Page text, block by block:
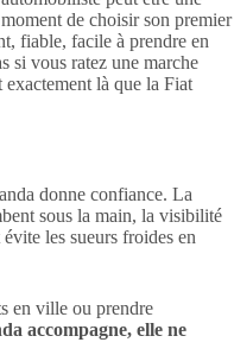
de choisir son premier
fiable, facile à prendre en
si vous ratez une marche
exactement là que la Fiat
donne confiance. La
sous la main, la visibilité
les sueurs froides en
en ville ou prendre
accompagne, elle ne